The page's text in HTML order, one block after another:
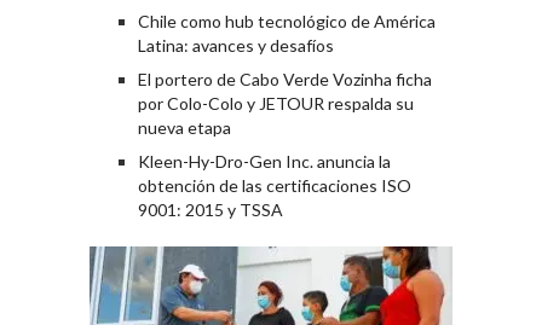
Chile como hub tecnológico de América
Latina: avances y desafíos
El portero de Cabo Verde Vozinha ficha
por Colo-Colo y JETOUR respalda su
nueva etapa
Kleen-Hy-Dro-Gen Inc. anuncia la
obtención de las certificaciones ISO
9001: 2015 y TSSA